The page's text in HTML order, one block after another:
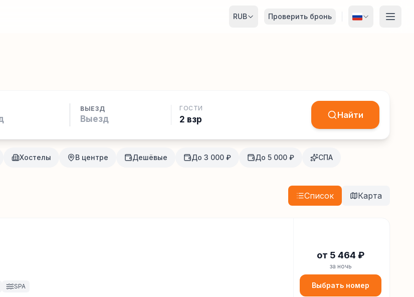
RUB Проверить бронь
ВЫЕЗД ГОСТИ
2 взр Найти
Хостелы В центре Дешёвые До 3 000 ₽ До 5 000 ₽ СПА
Список Карта
SPA
от 5 464 ₽
за ночь
Выбрать номер